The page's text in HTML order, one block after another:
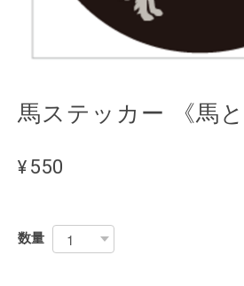
馬ステッカー 《馬
¥550
数量